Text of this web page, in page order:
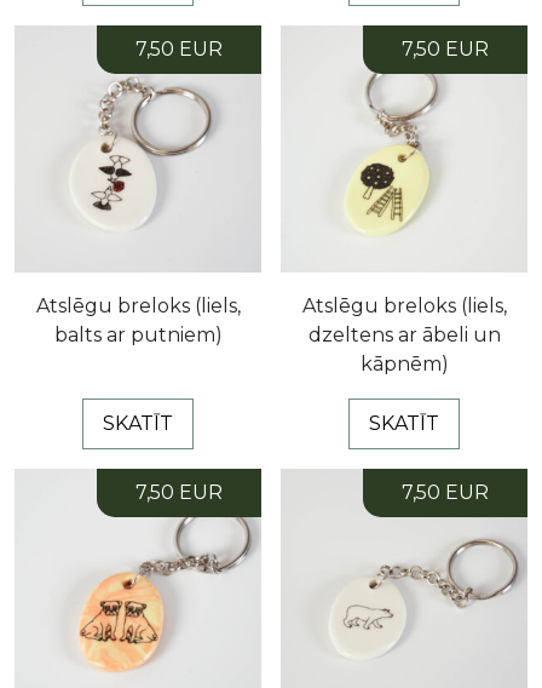
7,50 EUR
Atslēgu breloks (liels,
balts ar putniem)
SKATĪT
7,50 EUR
Atslēgu breloks (liels,
dzeltens ar ābeli un
kāpnēm)
SKATĪT
7,50 EUR 7,50 EUR